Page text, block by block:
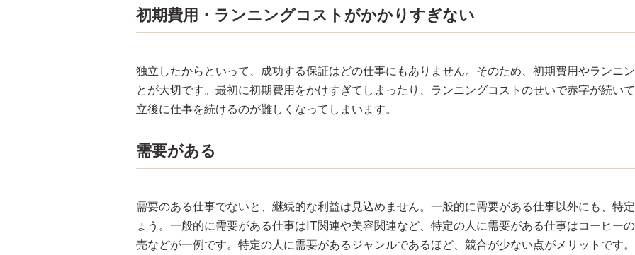
初期費用・ランニングコストがかかりすぎない
独立したからといって、成功する保証はどの仕事にもありません。そのため、初期費用やランニ
とが大切です。最初に初期費用をかけすぎてしまったり、ランニングコストのせいで赤字が続い
立後に仕事を続けるのが難しくなってしまいます。
需要がある
需要のある仕事でないと、継続的な利益は見込めません。一般的に需要がある仕事以外にも、特
ょう。一般的に需要がある仕事はIT関連や美容関連など、特定の人に需要がある仕事はコーヒー
売などが一例です。特定の人に需要があるジャンルであるほど、競合が少ない点がメリットです